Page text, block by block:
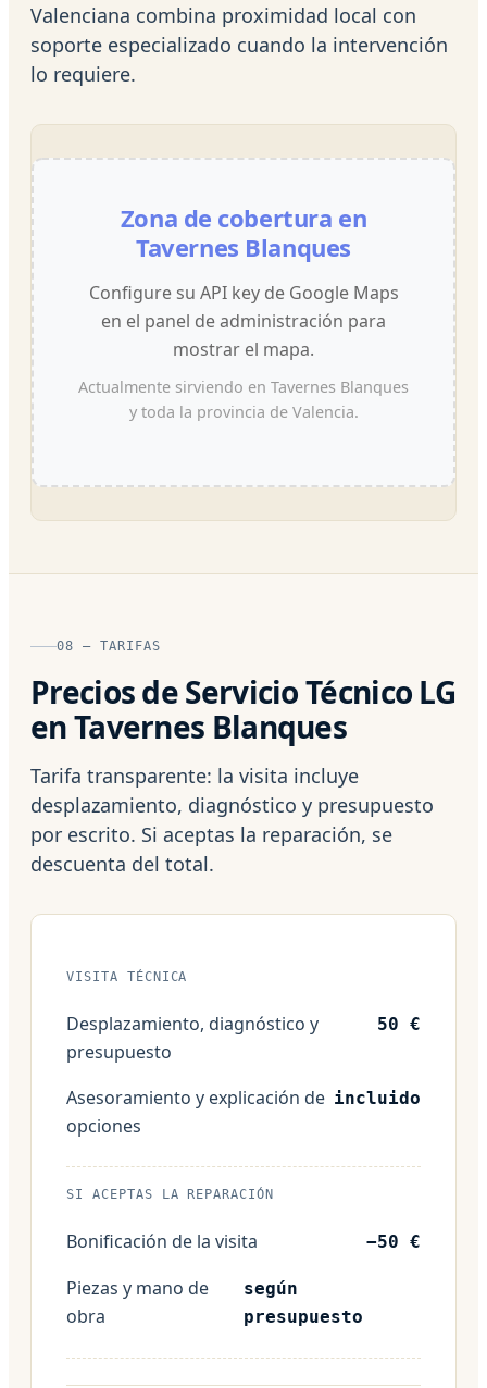
Valenciana combina proximidad local con
soporte especializado cuando la intervención
lo requiere.
Zona de cobertura en
Tavernes Blanques
Configure su API key de Google Maps
en el panel de administración para
mostrar el mapa.
Actualmente sirviendo en Tavernes Blanques
y toda la provincia de Valencia.
08 — TARIFAS
Precios de Servicio Técnico LG
en Tavernes Blanques
Tarifa transparente: la visita incluye
desplazamiento, diagnóstico y presupuesto
por escrito. Si aceptas la reparación, se
descuenta del total.
VISITA TÉCNICA
Desplazamiento, diagnóstico y
presupuesto
50 €
Asesoramiento y explicación de
opciones
incluido
SI ACEPTAS LA REPARACIÓN
Bonificación de la visita −50 €
Piezas y mano de
obra
según
presupuesto